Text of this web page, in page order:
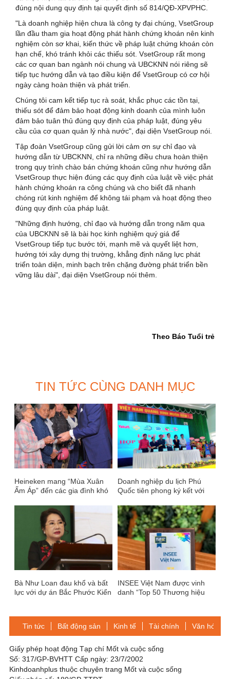
đúng nội dung quy định tại quyết định số 814/QĐ-XPVPHC.
"Là doanh nghiệp hiện chưa là công ty đại chúng, VsetGroup
lần đầu tham gia hoạt động phát hành chứng khoán nên kinh
nghiệm còn sơ khai, kiến thức về pháp luật chứng khoán còn
hạn chế, khó tránh khỏi các thiếu sót. VsetGroup rất mong
các cơ quan ban ngành nói chung và UBCKNN nói riêng sẽ
tiếp tục hướng dẫn và tạo điều kiện để VsetGroup có cơ hội
ngày càng hoàn thiện và phát triển.
Chúng tôi cam kết tiếp tục rà soát, khắc phục các tồn tại,
thiếu sót để đảm bảo hoạt động kinh doanh của mình luôn
đảm bảo tuân thủ đúng quy định của pháp luật, đúng yêu
cầu của cơ quan quản lý nhà nước", đại diện VsetGroup nói.
Tập đoàn VsetGroup cũng gửi lời cảm ơn sự chỉ đạo và
hướng dẫn từ UBCKNN, chỉ ra những điều chưa hoàn thiện
trong quy trình chào bán chứng khoán cũng như hướng dẫn
VsetGroup thực hiện đúng các quy định của luật về việc phát
hành chứng khoán ra công chúng và cho biết đã nhanh
chóng rút kinh nghiệm để không tái phạm và hoạt động theo
đúng quy định của pháp luật.
"Những định hướng, chỉ đạo và hướng dẫn trong năm qua
của UBCKNN sẽ là bài học kinh nghiệm quý giá để
VsetGroup tiếp tục bước tới, mạnh mẽ và quyết liệt hơn,
hướng tới xây dựng thị trường, khẳng định năng lực phát
triển toàn diện, minh bạch trên chặng đường phát triển bền
vững lâu dài", đại diện VsetGroup nói thêm.
Theo Báo Tuổi trẻ
TIN TỨC CÙNG DANH MỤC
Heineken mang “Mùa Xuân
Ấm Áp” đến các gia đình khó
Doanh nghiệp du lịch Phú
Quốc tiên phong ký kết với
Bà Như Loan đau khổ và bất
lực với dự án Bắc Phước Kiển
INSEE Việt Nam được vinh
danh “Top 50 Thương hiệu
Tin tức Bất động sản Kinh tế Tài chính Văn hóa-
Giấy phép hoạt động Tạp chí Mốt và cuộc sống
Số: 317/GP-BVHTT Cấp ngày: 23/7/2002
Kinhdoanhplus thuộc chuyên trang Mốt và cuộc sống